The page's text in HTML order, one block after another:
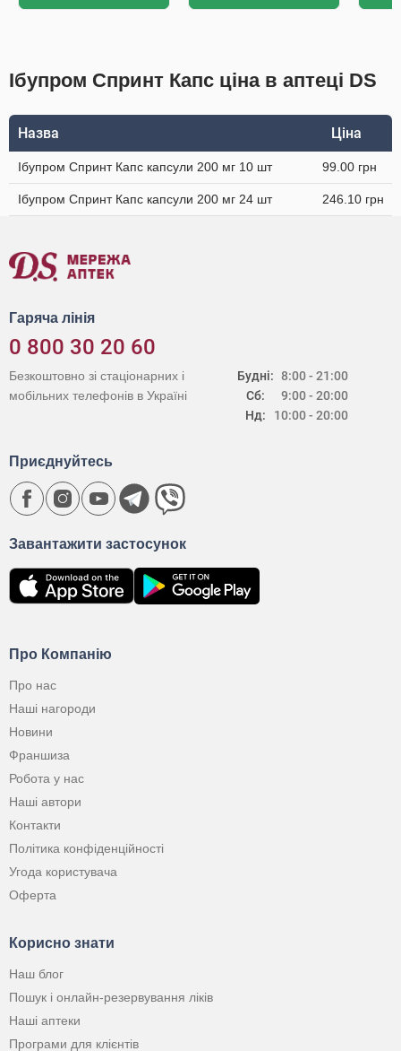
Ібупром Спринт Капс ціна в аптеці DS
Назва Ціна
Ібупром Спринт Капс капсули 200 мг 10 шт 99.00 грн
Ібупром Спринт Капс капсули 200 мг 24 шт 246.10 грн
Гаряча лінія
0 800 30 20 60
Будні:
Сб:
Нд:
8:00 - 21:00
9:00 - 20:00
10:00 - 20:00
Безкоштовно зі стаціонарних і
мобільних телефонів в Україні
Про Компанію
Про нас
Наші нагороди
Новини
Франшиза
Робота у нас
Наші автори
Контакти
Політика конфіденційності
Угода користувача
Оферта
Корисно знати
Наш блог
Пошук і онлайн-резервування ліків
Наші аптеки
Програми для клієнтів
Завантажити застосунок
Приєднуйтесь